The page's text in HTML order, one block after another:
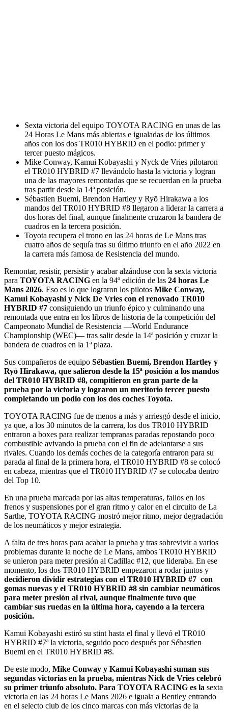
Sexta victoria del equipo TOYOTA RACING en unas de las
24 Horas Le Mans más abiertas e igualadas de los últimos
años con los dos TR010 HYBRID en el podio: primer y
tercer puesto mágicos.
Mike Conway, Kamui Kobayashi y Nyck de Vries pilotaron
el TR010 HYBRID #7 llevándolo hasta la victoria y logran
una de las mayores remontadas que se recuerdan en la prueba
tras partir desde la 14ª posición.
Sébastien Buemi, Brendon Hartley y Ryō Hirakawa a los
mandos del TR010 HYBRID #8 llegaron a liderar la carrera a
dos horas del final, aunque finalmente cruzaron la bandera de
cuadros en la tercera posición.
Toyota recupera el trono en las 24 horas de Le Mans tras
cuatro años de sequía tras su último triunfo en el año 2022 en
la carrera más famosa de Resistencia del mundo.
Remontar, resistir, persistir y acabar alzándose con la sexta victoria
para TOYOTA RACING en la 94º edición de las 24 horas Le
Mans 2026. Eso es lo que lograron los pilotos Mike Conway,
Kamui Kobayashi y Nick De Vries con el renovado TR010
HYBRID #7 consiguiendo un triunfo épico y culminando una
remontada que entra en los libros de historia de la competición del
Campeonato Mundial de Resistencia —World Endurance
Championship (WEC)— tras salir desde la 14ª posición y cruzar la
bandera de cuadros en la 1ª plaza.
Sus compañeros de equipo Sébastien Buemi, Brendon Hartley y
Ryō Hirakawa, que salieron desde la 15ª posición a los mandos
del TR010 HYBRID #8, compitieron en gran parte de la
prueba por la victoria y lograron un meritorio tercer puesto
completando un podio con los dos coches Toyota.
TOYOTA RACING fue de menos a más y arriesgó desde el inicio,
ya que, a los 30 minutos de la carrera, los dos TR010 HYBRID
entraron a boxes para realizar tempranas paradas repostando poco
combustible avivando la prueba con el fin de adelantarse a sus
rivales. Cuando los demás coches de la categoría entraron para su
parada al final de la primera hora, el TR010 HYBRID #8 se colocó
en cabeza, mientras que el TR010 HYBRID #7 se colocaba dentro
del Top 10.
En una prueba marcada por las altas temperaturas, fallos en los
frenos y suspensiones por el gran ritmo y calor en el circuito de La
Sarthe, TOYOTA RACING mostró mejor ritmo, mejor degradación
de los neumáticos y mejor estrategia.
A falta de tres horas para acabar la prueba y tras sobrevivir a varios
problemas durante la noche de Le Mans, ambos TR010 HYBRID
se unieron para meter presión al Cadillac #12, que lideraba. En ese
momento, los dos TR010 HYBRID empezaron a rodar juntos y
decidieron dividir estrategias con el TR010 HYBRID #7 con
gomas nuevas y el TR010 HYBRID #8 sin cambiar neumáticos
para meter presión al rival, aunque finalmente tuvo que
cambiar sus ruedas en la última hora, cayendo a la tercera
posición.
Kamui Kobayashi estiró su stint hasta el final y llevó el TR010
HYBRID #7ª la victoria, seguido poco después por Sébastien
Buemi en el TR010 HYBRID #8.
De este modo, Mike Conway y Kamui Kobayashi suman sus
segundas victorias en la prueba, mientras Nick de Vries celebró
su primer triunfo absoluto. Para TOYOTA RACING es la sexta
victoria en las 24 horas Le Mans 2026 e iguala a Bentley entrando
en el selecto club de los cinco marcas con más victorias de la